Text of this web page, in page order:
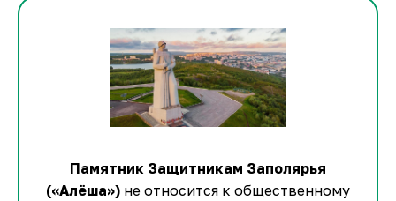
Памятник Защитникам Заполярья
(«Алёша») не относится к общественному